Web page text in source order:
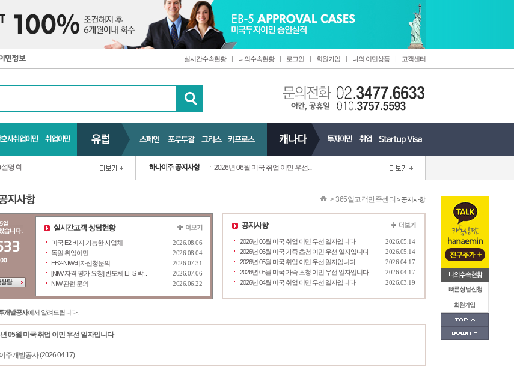
실시간수속현황 | 나의수속현황 | 로그인 | 회원가입 | 나의 이민상품 | 고객센터
명회 2026년 06월 미국 취업 이민 우선...
>365일고객만족센터 > 공지사항
미국 E2 비자 가능한 사업체
2026.08.06
독일 취업이민
2026.08.04
EB2-NIW비자신청문의
2026.07.31
[NIW 자격 평가 요청] 반도체 EHS 박...
2026.07.06
NIW 관련 문의
2026.06.22
2026년 06월 미국 취업 이민 우선 일자입니다
2026.05.14
2026년 06월 미국 가족 초청 이민 우선 일자입니다
2026.05.14
2026년 05월 미국 취업 이민 우선 일자입니다
2026.04.17
2026년 05월 미국 가족 초청 이민 우선 일자입니다
2026.04.17
2026년 04월 미국 취업 이민 우선 일자입니다
2026.03.19
개발공사에서 알려드립니다.
05월 미국 취업 이민 우선 일자입니다
주개발공사 (2026.04.17)